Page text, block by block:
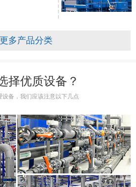
更多产品分类
择优质设备？
设备，我们应该注意以下几点